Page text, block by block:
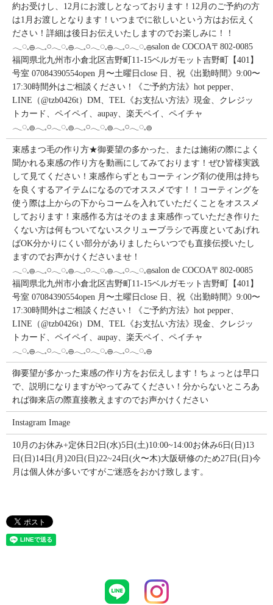
約お受けし、12月にお渡しとなっております！12月のご予約の方
は1月お渡しとなります！いつまでに欲しいという方はお伝えく
ださい！詳細は後日お伝えいたしますのでお楽しみに！！
𓂃◌𓈒𓐍𓂃𓈒𓏸𓂃◌𓈒𓐍𓂃𓈒𓏸𓂃◌𓈒𓐍𓂃𓈒𓏸𓂃◌𓈒𓐍salon de COCOA〒802-0085
福岡県北九州市小倉北区吉野町11-15ベルガモット吉野町【401】
号室︎ 07084390554open 月〜土曜日close 日、祝《出勤時間》9:00〜
17:30時間外はご相談ください！《ご予約方法》hot pepper、
LINE（@tzb0426t）DM、TEL《お支払い方法》現金、クレジッ
トカード、ペイペイ、aupay、楽天ペイ、ペイチャ
𓂃◌𓈒𓐍𓂃𓈒𓏸𓂃◌𓈒𓐍𓂃𓈒𓏸𓂃◌𓈒𓐍𓂃𓈒𓏸𓂃◌𓈒𓐍
束感まつ毛の作り方★御要望の多かった、または施術の際によく
聞かれる束感の作り方を動画にしてみております！ぜひ皆様実践
して見てください！束感作らずともコーティング剤の使用は持ち
を良くするアイテムになるのでオススメです！！コーティングを
使う際は上からの下からコームを入れていただくことをオススメ
しております！束感作る方はそのまま束感作っていただき作りた
くない方は何もついてないスクリューブラシで再度といてあげれ
ばOK分かりにくい部分がありましたらいつでも直接伝授いたし
ますのでお声かけくださいませ！
𓂃◌𓈒𓐍𓂃𓈒𓏸𓂃◌𓈒𓐍𓂃𓈒𓏸𓂃◌𓈒𓐍𓂃𓈒𓏸𓂃◌𓈒𓐍salon de COCOA〒802-0085
福岡県北九州市小倉北区吉野町11-15ベルガモット吉野町【401】
号室︎ 07084390554open 月〜土曜日close 日、祝《出勤時間》9:00〜
17:30時間外はご相談ください！《ご予約方法》hot pepper、
LINE（@tzb0426t）DM、TEL《お支払い方法》現金、クレジッ
トカード、ペイペイ、aupay、楽天ペイ、ペイチャ
𓂃◌𓈒𓐍𓂃𓈒𓏸𓂃◌𓈒𓐍𓂃𓈒𓏸𓂃◌𓈒𓐍𓂃𓈒𓏸𓂃◌𓈒𓐍
御要望が多かった束感の作り方をお伝えします！ちょっとは早口
で、説明になりますがやってみてください！分からないところあ
れば御来店の際直接教えますのでお声かけください
Instagram Image
10月のお休み+定休日2日(水)5日(土)10:00~14:00お休み6日(日)13
日(日)14日(月)20日(日)22~24日(火〜木)大阪研修のため27日(日)今
月は個人休が多いですがご迷惑をおかけ致します。